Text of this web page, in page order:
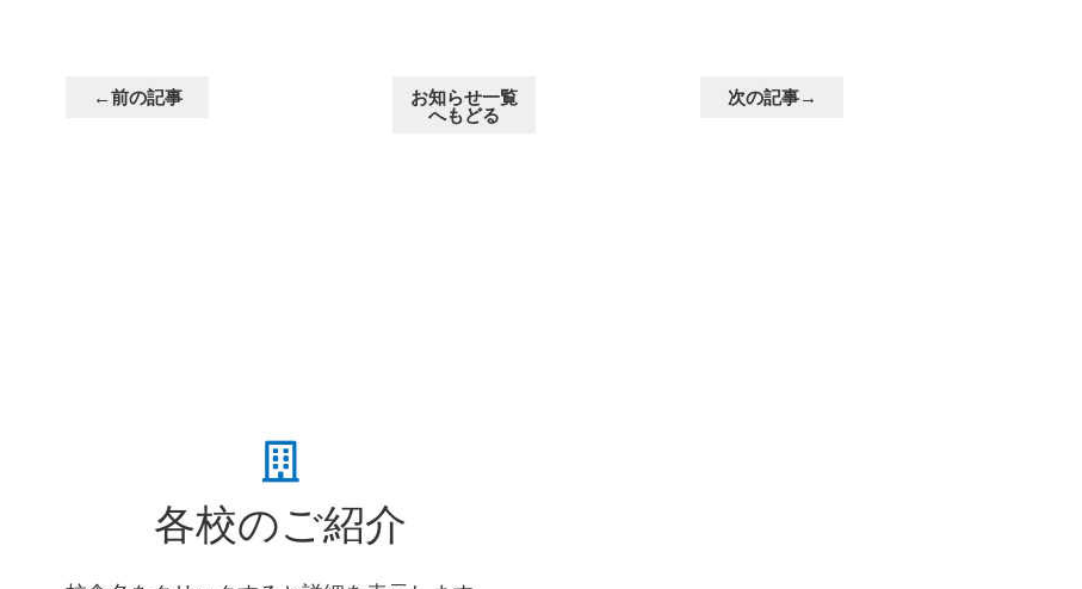
←前の記事
お知らせ一覧
へもどる
次の記事→
各校のご紹介